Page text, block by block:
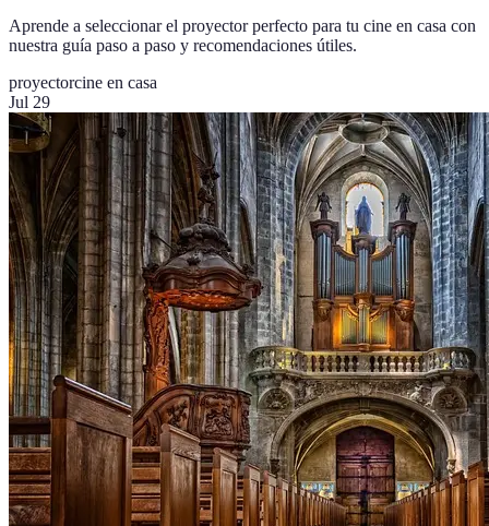
Aprende a seleccionar el proyector perfecto para tu cine en casa con
nuestra guía paso a paso y recomendaciones útiles.
proyectorcine en casa
Jul 29